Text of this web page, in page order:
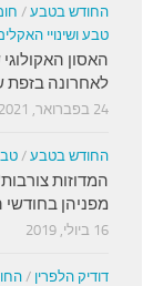
החודש בטבע /
טבע ושינויי
האסון
לאחרונה
24 בפברואר, 2021
החודש בטבע /
המדוזות
מפניהן
16 ביולי, 2019
דודיק הלפרין /